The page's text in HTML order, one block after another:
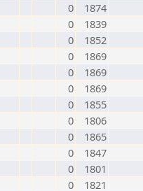
0
1874
0
1839
0
1852
0
1869
0
1869
0
1869
0
1855
0
1806
0
1865
0
1847
0
1801
0
1821